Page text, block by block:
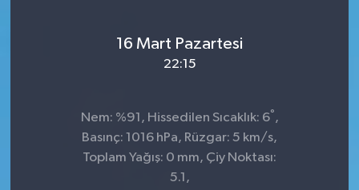
16 Mart Pazartesi
22:15
Nem: %91, Hissedilen Sıcaklık: 6° ,
Basınç: 1016 hPa, Rüzgar: 5 km/s,
Toplam Yağış: 0 mm, Çiy Noktası:
5.1,